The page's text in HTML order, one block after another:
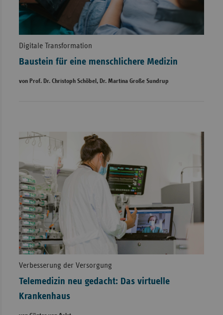
Digitale Transformation
Baustein für eine menschlichere Medizin
von Prof. Dr. Christoph Schöbel, Dr. Martina Große Sundrup
Verbesserung der Versorgung
Telemedizin neu gedacht: Das virtuelle
Krankenhaus